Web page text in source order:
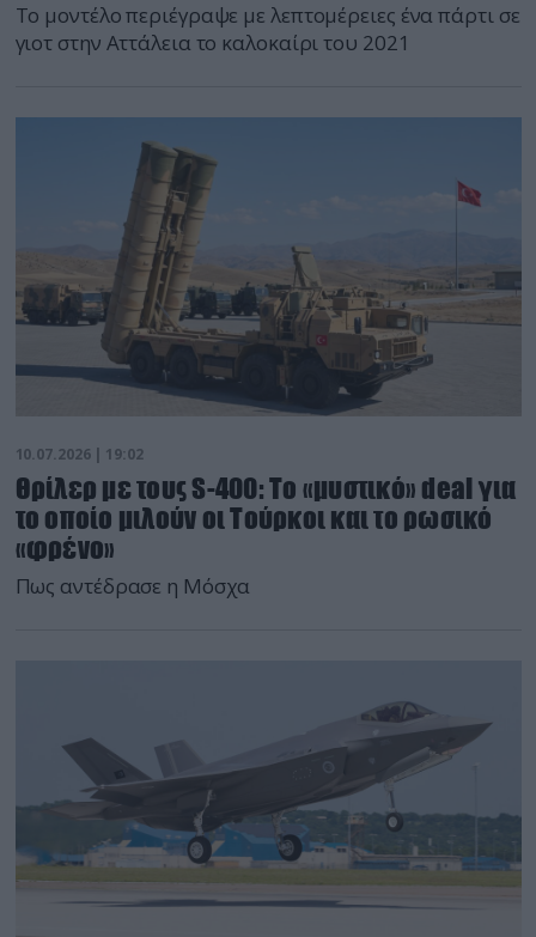
Το μοντέλο περιέγραψε με λεπτομέρειες ένα πάρτι σε
γιοτ στην Αττάλεια το καλοκαίρι του 2021
10.07.2026 | 19:02
Θρίλερ με τους S-400: Το «μυστικό» deal για
το οποίο μιλούν οι Τούρκοι και το ρωσικό
«φρένο»
Πως αντέδρασε η Μόσχα